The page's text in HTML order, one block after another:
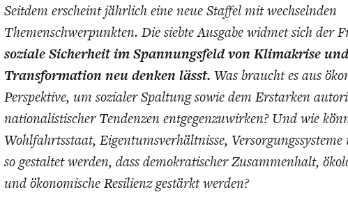
Seitdem erscheint jährlich eine neue Staffel mit wechselnden
Themenschwerpunkten. Die siebte Ausgabe widmet sich der
soziale Sicherheit im Spannungsfeld von Klimakrise
Transformation neu denken lässt. Was braucht es aus
Perspektive, um sozialer Spaltung sowie dem Erstarken
nationalistischer Tendenzen entgegenzuwirken? Und wie
Wohlfahrtsstaat, Eigentumsverhältnisse,
so gestaltet werden, dass demokratischer Zusammenhalt,
und ökonomische Resilienz gestärkt werden?